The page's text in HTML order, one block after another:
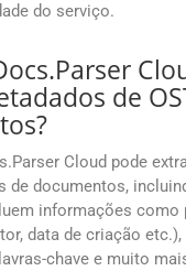
do serviço.
de
Cloud pode
de documentos,
informações como
data de criação
chave e muito